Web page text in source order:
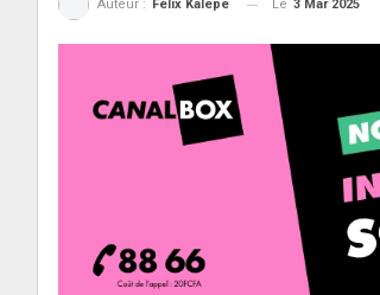
Auteur : Felix Kalepe Le 3 Mar 2025